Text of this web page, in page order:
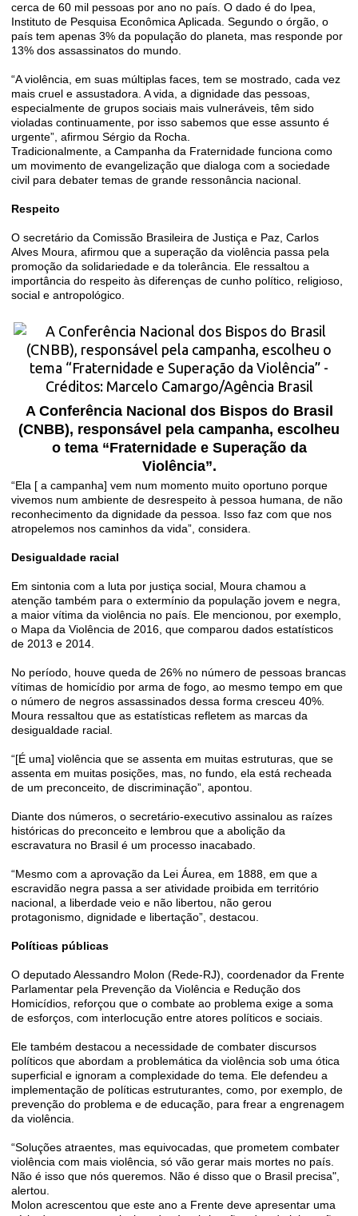
cerca de 60 mil pessoas por ano no país. O dado é do Ipea,
Instituto de Pesquisa Econômica Aplicada. Segundo o órgão, o
país tem apenas 3% da população do planeta, mas responde por
13% dos assassinatos do mundo.
“A violência, em suas múltiplas faces, tem se mostrado, cada vez
mais cruel e assustadora. A vida, a dignidade das pessoas,
especialmente de grupos sociais mais vulneráveis, têm sido
violadas continuamente, por isso sabemos que esse assunto é
urgente”, afirmou Sérgio da Rocha.
Tradicionalmente, a Campanha da Fraternidade funciona como
um movimento de evangelização que dialoga com a sociedade
civil para debater temas de grande ressonância nacional.
Respeito
O secretário da Comissão Brasileira de Justiça e Paz, Carlos
Alves Moura, afirmou que a superação da violência passa pela
promoção da solidariedade e da tolerância. Ele ressaltou a
importância do respeito às diferenças de cunho político, religioso,
social e antropológico.
A Conferência Nacional dos Bispos do Brasil
(CNBB), responsável pela campanha, escolheu
o tema “Fraternidade e Superação da
Violência”.
“Ela [ a campanha] vem num momento muito oportuno porque
vivemos num ambiente de desrespeito à pessoa humana, de não
reconhecimento da dignidade da pessoa. Isso faz com que nos
atropelemos nos caminhos da vida”, considera.
Desigualdade racial
Em sintonia com a luta por justiça social, Moura chamou a
atenção também para o extermínio da população jovem e negra,
a maior vítima da violência no país. Ele mencionou, por exemplo,
o Mapa da Violência de 2016, que comparou dados estatísticos
de 2013 e 2014.
No período, houve queda de 26% no número de pessoas brancas
vítimas de homicídio por arma de fogo, ao mesmo tempo em que
o número de negros assassinados dessa forma cresceu 40%.
Moura ressaltou que as estatísticas refletem as marcas da
desigualdade racial.
“[É uma] violência que se assenta em muitas estruturas, que se
assenta em muitas posições, mas, no fundo, ela está recheada
de um preconceito, de discriminação”, apontou.
Diante dos números, o secretário-executivo assinalou as raízes
históricas do preconceito e lembrou que a abolição da
escravatura no Brasil é um processo inacabado.
“Mesmo com a aprovação da Lei Áurea, em 1888, em que a
escravidão negra passa a ser atividade proibida em território
nacional, a liberdade veio e não libertou, não gerou
protagonismo, dignidade e libertação”, destacou.
Políticas públicas
O deputado Alessandro Molon (Rede-RJ), coordenador da Frente
Parlamentar pela Prevenção da Violência e Redução dos
Homicídios, reforçou que o combate ao problema exige a soma
de esforços, com interlocução entre atores políticos e sociais.
Ele também destacou a necessidade de combater discursos
políticos que abordam a problemática da violência sob uma ótica
superficial e ignoram a complexidade do tema. Ele defendeu a
implementação de políticas estruturantes, como, por exemplo, de
prevenção do problema e de educação, para frear a engrenagem
da violência.
“Soluções atraentes, mas equivocadas, que prometem combater
violência com mais violência, só vão gerar mais mortes no país.
Não é isso que nós queremos. Não é disso que o Brasil precisa",
alertou.
Molon acrescentou que este ano a Frente deve apresentar uma